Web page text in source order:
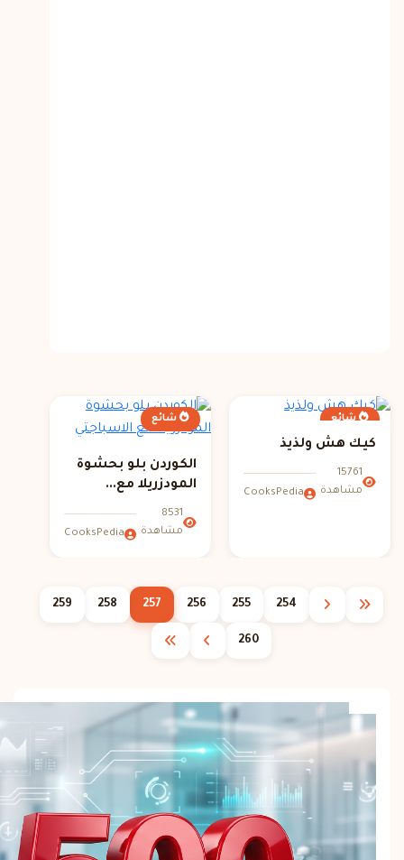
شائع
كيك هش ولذيذ
15761
مشاهدة
CooksPedia
شائع
الكوردن بلو بحشوة
المودزريلا مع...
8531
مشاهدة
CooksPedia
254
255
256
257
258
259
260